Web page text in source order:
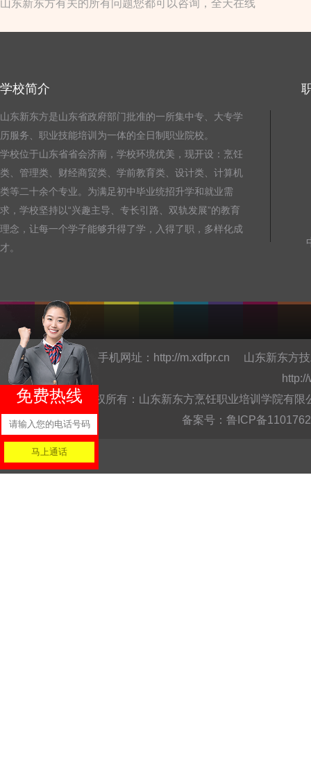
山东新东方有关的所有问题您都可以咨询，全天在线
学校简介
山东新东方是山东省政府部门批准的一所集中专、大专学
历服务、职业技能培训为一体的全日制职业院校。
学校位于山东省省会济南，学校环境优美，现开设：烹饪
类、管理类、财经商贸类、学前教育类、设计类、计算机
类等二十余个专业。为满足初中毕业统招升学和就业需
求，学校坚持以“兴趣主导、专长引路、双轨发展”的教育
理念，让每一个学子能够升得了学，入得了职，多样化成
才。
手机网址： http://m.xdfpr.cn 山东新东方技
版权所有：山东新东方烹饪职业培训学院有
备案号： 鲁ICP备
免费热线